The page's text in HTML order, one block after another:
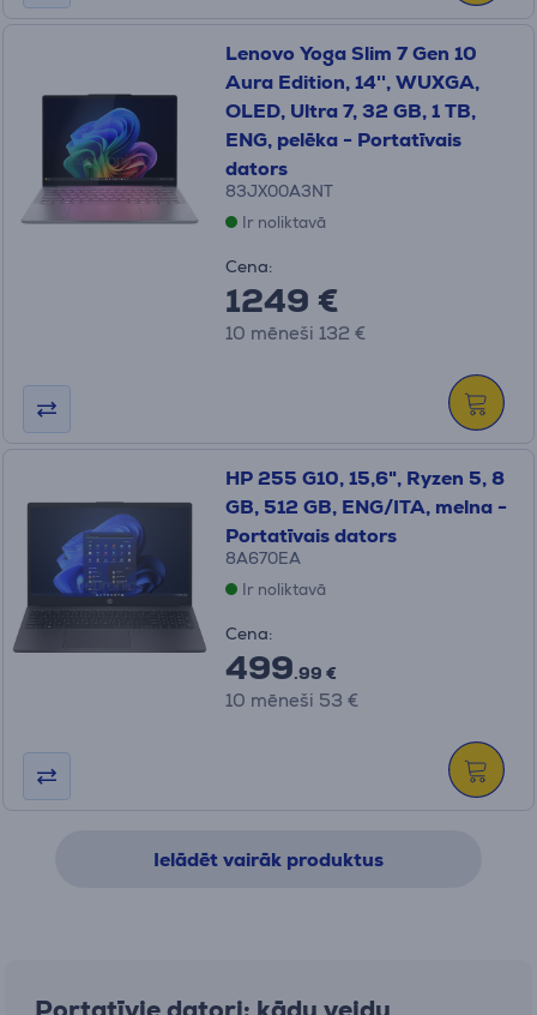
Lenovo Yoga Slim 7 Gen 10
Aura Edition, 14'', WUXGA,
OLED, Ultra 7, 32 GB, 1 TB,
ENG, pelēka - Portatīvais
dators
83JX00A3NT
Ir noliktavā
Cena:
1249 €
10 mēneši 132 €
HP 255 G10, 15,6", Ryzen 5, 8
GB, 512 GB, ENG/ITA, melna -
Portatīvais dators
8A670EA
Ir noliktavā
Cena:
499.99 €
10 mēneši 53 €
Ielādēt vairāk produktus